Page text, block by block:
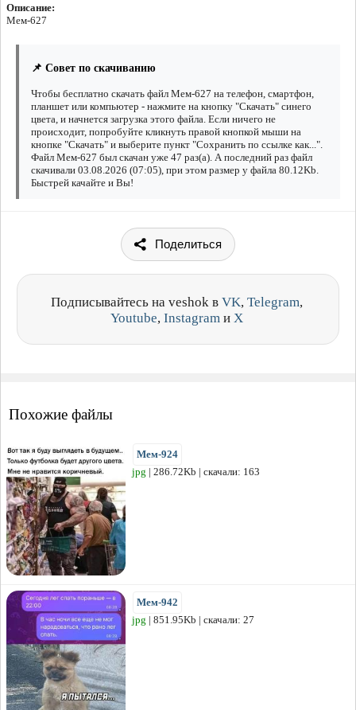
Описание:
Мем-627
📌 Совет по скачиванию
Чтобы бесплатно скачать файл Мем-627 на телефон, смартфон,
планшет или компьютер - нажмите на кнопку "Скачать" синего
цвета, и начнется загрузка этого файла. Если ничего не
происходит, попробуйте кликнуть правой кнопкой мыши на
кнопке "Скачать" и выберите пункт "Сохранить по ссылке как...".
Файл Мем-627 был скачан уже 47 раз(а). А последний раз файл
скачивали 03.08.2026 (07:05), при этом размер у файла 80.12Kb.
Быстрей качайте и Вы!
Поделиться
Подписывайтесь на veshok в VK, Telegram,
Youtube, Instagram и X
Похожие файлы
Мем-924
jpg | 286.72Kb | скачали: 163
Мем-942
jpg | 851.95Kb | скачали: 27